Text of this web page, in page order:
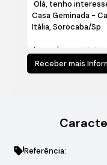
Referência: